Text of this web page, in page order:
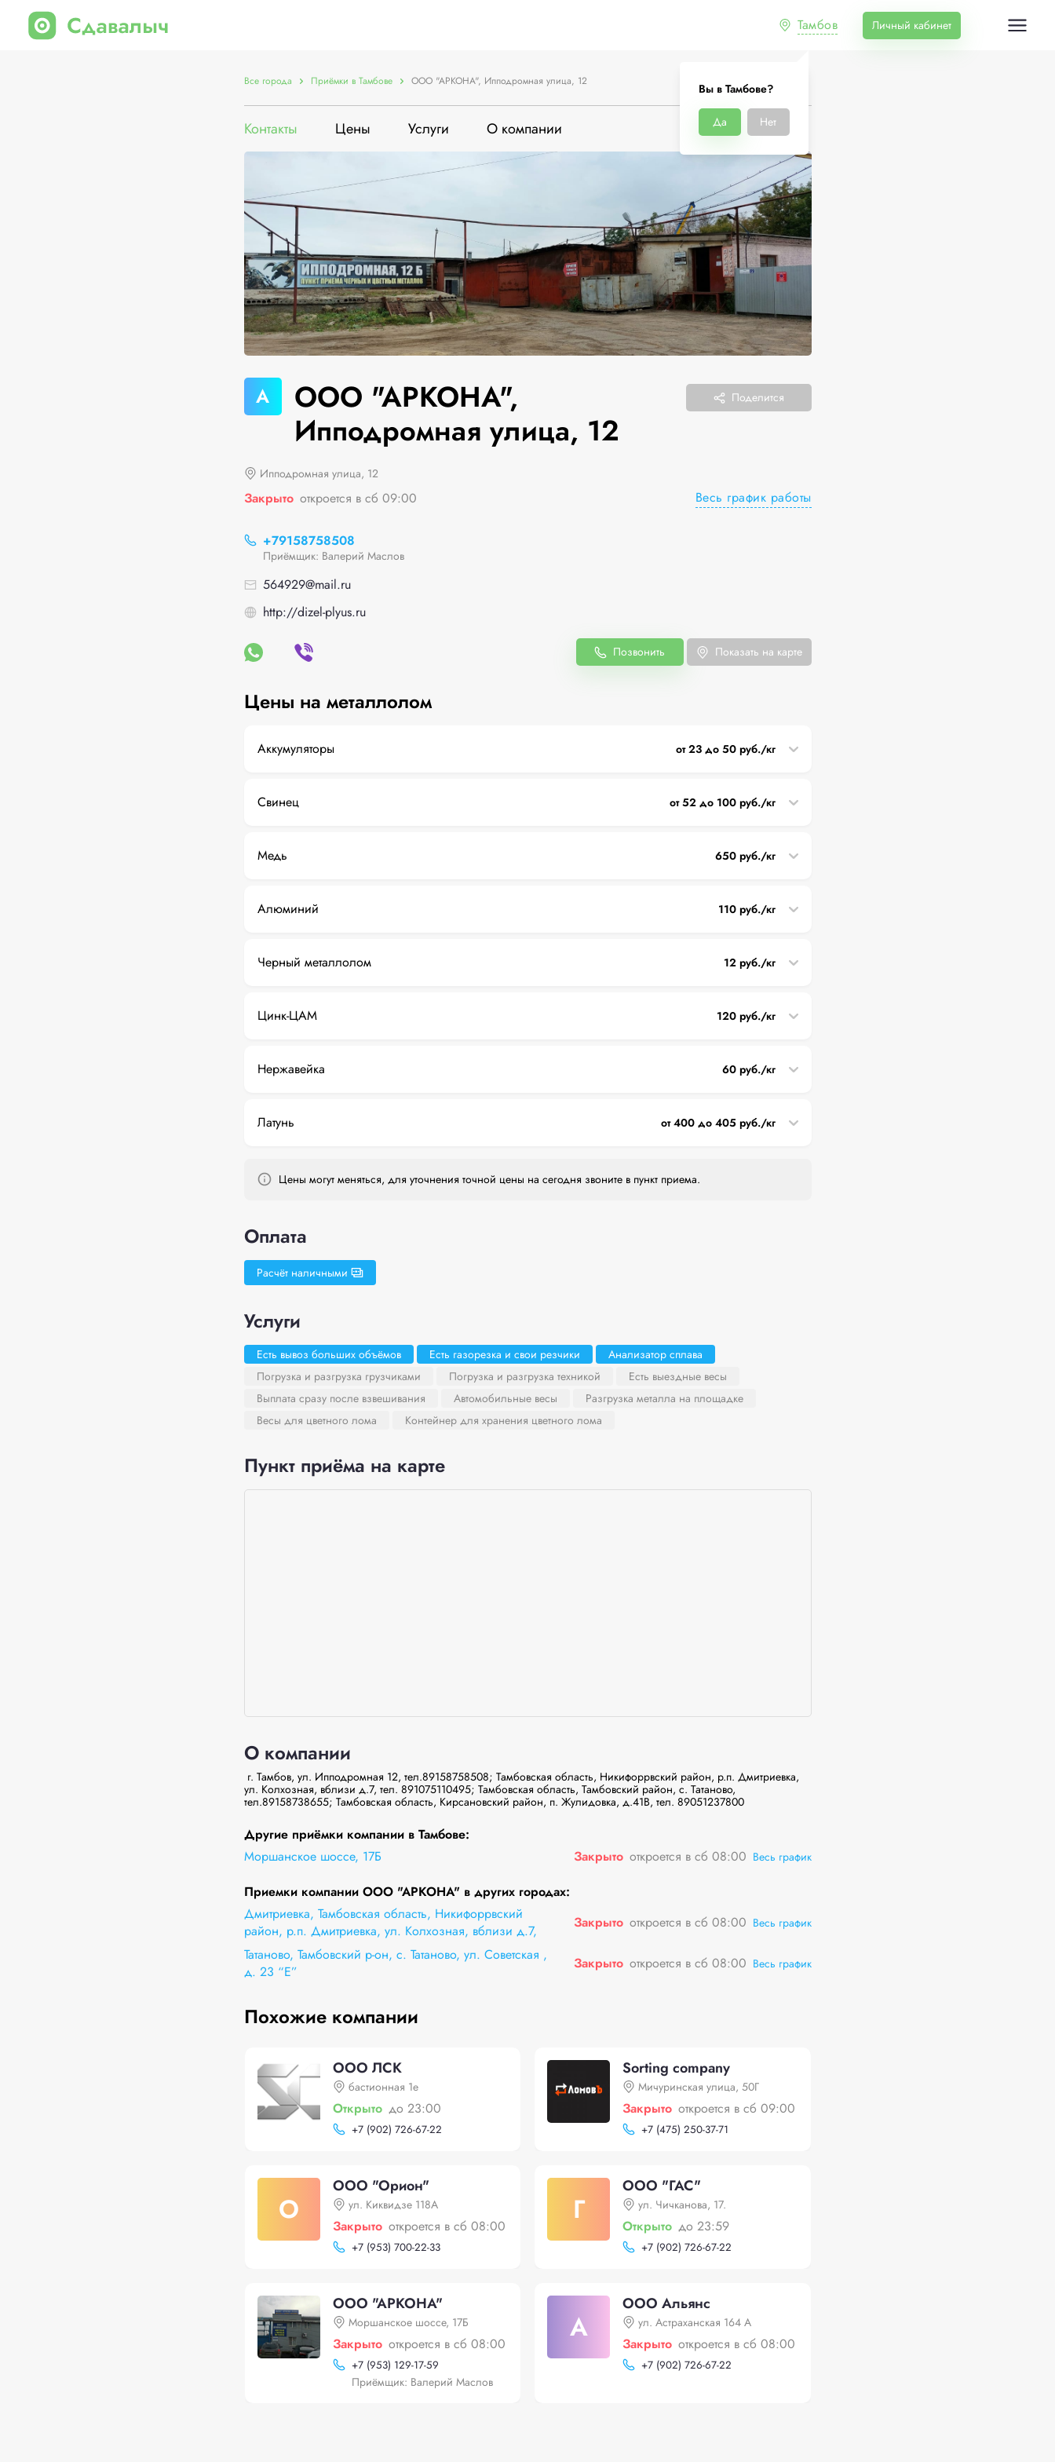
Тамбов
Вы в Тамбове?
Да Нет
Личный кабинет
Все города Приёмки в Тамбове ООО "АРКОНА", Ипподромная улица, 12
Контакты Цены Услуги О компании
А
ООО "АРКОНА",
Ипподромная улица, 12
Поделится
Ипподромная улица, 12
Закрыто откроется в сб 09:00 Весь график работы
+79158758508
Приёмщик: Валерий Маслов
564929@mail.ru
http://dizel-plyus.ru
Позвонить Показать на карте
Цены на металлолом
Аккумуляторы от 23 до 50 руб./кг
Свинец от 52 до 100 руб./кг
Медь 650 руб./кг
Алюминий 110 руб./кг
Черный металлолом 12 руб./кг
Цинк-ЦАМ 120 руб./кг
Нержавейка 60 руб./кг
Латунь от 400 до 405 руб./кг
Цены могут меняться, для уточнения точной цены на сегодня звоните в пункт приема.
Оплата
Расчёт наличными
Услуги
Есть вывоз больших объёмов Есть газорезка и свои резчики
Анализатор сплава
Погрузка и разгрузка грузчиками
Погрузка и разгрузка техникой
Есть выездные весы
Выплата сразу после взвешивания
Автомобильные весы
Разгрузка металла на площадке
Весы для цветного лома
Контейнер для хранения цветного лома
Пункт приёма на карте
О компании
ул. Колхозная, вблизи д.7, тел. 891075110495; Тамбовская область, Тамбовский район, с. Татаново,
тел.89158738655; Тамбовская область, Кирсановский район, п. Жулидовка, д.41В, тел. 89051237800
Другие приёмки компании в Тамбове:
Моршанское шоссе, 17Б
Закрыто откроется в сб 08:00 Весь график
Приемки компании ООО "АРКОНА" в других городах:
Дмитриевка, Тамбовская область, Никифоррвский
район, р.п. Дмитриевка, ул. Колхозная, вблизи д.7,
Закрыто откроется в сб 08:00 Весь график
Татаново, Тамбовский р-он, с. Татаново, ул. Советская ,
д. 23 “Е”
Закрыто откроется в сб 08:00 Весь график
Похожие компании
ООО ЛСК
бастионная 1е
Открыто до 23:00
+7 (902) 726-67-22
Sorting company
Мичуринская улица, 50Г
Закрыто откроется в сб 09:00
+7 (475) 250-37-71
О
ООО "Орион"
ул. Киквидзе 118А
Закрыто откроется в сб 08:00
+7 (953) 700-22-33
Г
ООО "ГАС"
ул. Чичканова, 17.
Открыто до 23:59
+7 (902) 726-67-22
ООО "АРКОНА"
Моршанское шоссе, 17Б
Закрыто откроется в сб 08:00
+7 (953) 129-17-59
Приёмщик: Валерий Маслов
А
ООО Альянс
ул. Астраханская 164 А
Закрыто откроется в сб 08:00
+7 (902) 726-67-22